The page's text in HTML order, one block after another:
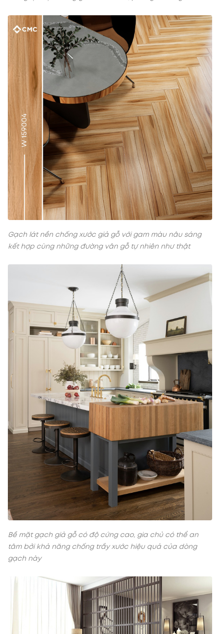
Gạch lát nền chống xước giả gỗ với gam màu nâu sáng
kết hợp cùng những đường vân gỗ tự nhiên như thật
Bề mặt gạch giả gỗ có độ cứng cao, gia chủ có thể an
tâm bởi khả năng chống trầy xước hiệu quả của dòng
gạch này